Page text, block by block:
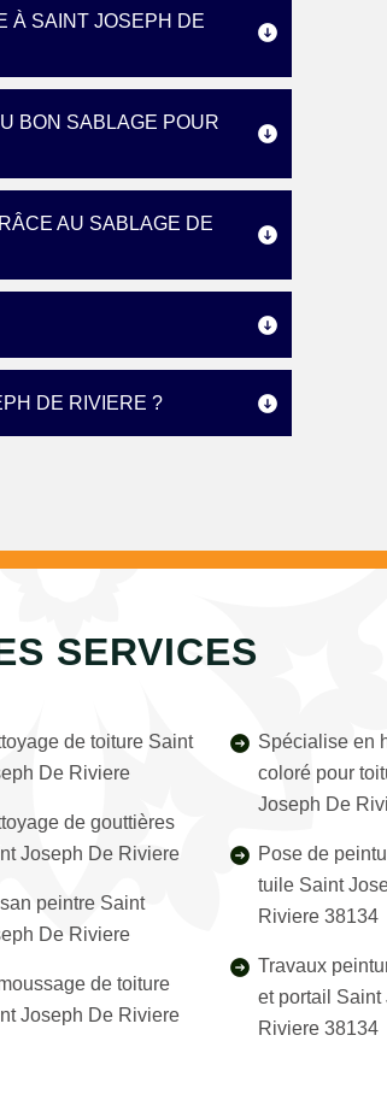
À SAINT JOSEPH DE
BON SABLAGE POUR
AU SABLAGE DE
DE RIVIERE ?
SERVICES
de toiture Saint
De Riviere
de gouttières
Joseph De Riviere
peintre Saint
De Riviere
de toiture
Joseph De Riviere
Spécialise en
coloré pour
Joseph De
Pose de
tuile Saint
Riviere 38134
Travaux
et portail Saint
Riviere 38134